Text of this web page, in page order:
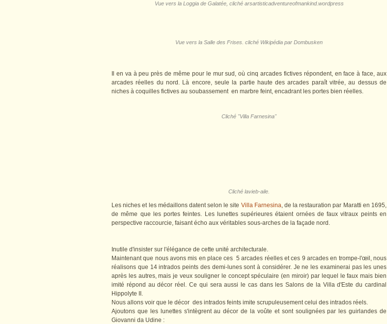
Vue vers la Loggia de Galatée, cliché arsartisticadventureofmankind.wordpress
Vue vers la Salle des Frises. cliché Wikipédia par Dombusken
Il en va à peu près de même pour le mur sud, où cinq arcades fictives répondent, en face à face, aux
arcades réelles du nord. Là encore, seule la partie haute des arcades paraît vitrée, au dessus de
niches à coquilles fictives au soubassement en marbre feint, encadrant les portes bien réelles.
Cliché "Villa Farnesina"
Cliché lavieb-aile.
Les niches et les médaillons datent selon le site Villa Farnesina, de la restauration par Maratti en 1695,
de même que les portes feintes. Les lunettes supérieures étaient ornées de faux vitraux peints en
perspective raccourcie, faisant écho aux véritables sous-arches de la façade nord.
Inutile d'insister sur l'élégance de cette unité architecturale.
Maintenant que nous avons mis en place ces 5 arcades réelles et ces 9 arcades en trompe-l'œil, nous
réalisons que 14 intrados peints des demi-lunes sont à considérer. Je ne les examinerai pas les unes
après les autres, mais je veux souligner le concept spéculaire (en miroir) par lequel le faux mais bien
imité répond au décor réel. Ce qui sera aussi le cas dans les Salons de la Villa d'Este du cardinal
Hippolyte II.
Nous allons voir que le décor des intrados feints imite scrupuleusement celui des intrados réels.
Ajoutons que les lunettes s'intègrent au décor de la voûte et sont soulignées par les guirlandes de
Giovanni da Udine :